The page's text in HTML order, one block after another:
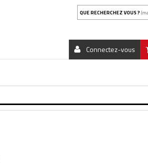
QUE RECHERCHEZ VOUS ?
Connectez-vous